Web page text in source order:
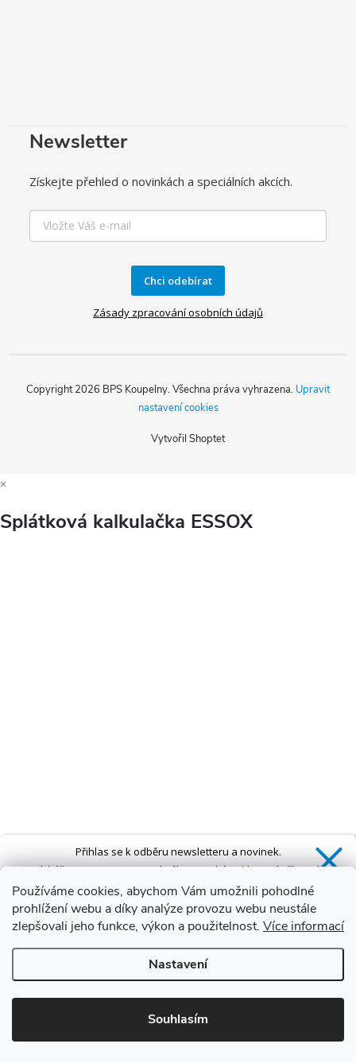
Používáme cookies, abychom Vám umožnili pohodlné
prohlížení webu a díky analýze provozu webu neustále
zlepšovali jeho funkce, výkon a použitelnost. Více informací
Nastavení
Souhlasím
Newsletter
Získejte přehled o novinkách a speciálních akcích.
Chci odebírat
Zásady zpracování osobních údajů
Vytvořil Shoptet
Copyright 2026 BPS Koupelny. Všechna práva vyhrazena. Upravit
nastavení cookies
×
Splátková kalkulačka ESSOX
Přihlas se k odběru newsletteru a novinek.
ZískášSLEVU 5 %na první nákup a také exkluzivní přístup k
novinkám, slevám a dalším speciálním nabídkám.*
Ano, chci se přihlásit
Zásady zpracování osobních údajů
*Sleva neplatí na vany s dvířky AVO a VOVO